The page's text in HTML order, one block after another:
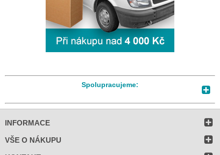
Spolupracujeme:
INFORMACE
VŠE O NÁKUPU